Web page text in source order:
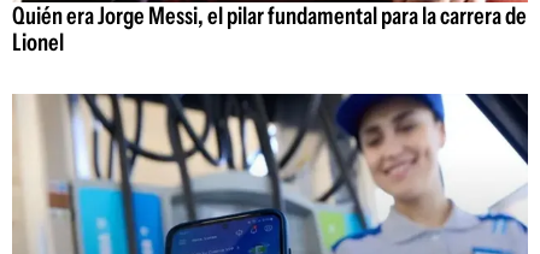
Quién era Jorge Messi, el pilar fundamental para la carrera de
Lionel